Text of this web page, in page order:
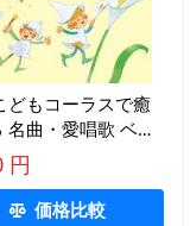
どもコーラスで癒
名曲・愛唱歌 ベス
グ・ベスト・セレ
イブラリー2025 /
バス(CD) KICW7219
円
価格比較